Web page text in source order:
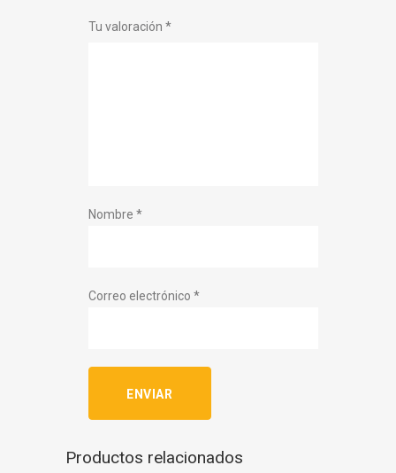
Tu valoración *
Nombre *
Correo electrónico *
Productos relacionados